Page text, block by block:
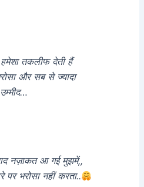
तकलीफ देती हैं
और सब से ज्यादा
उम्मीद…
नज़ाकत आ गई मुझमें,,
भरोसा नहीं करता..